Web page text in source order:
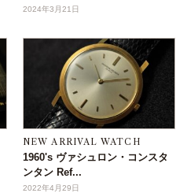
2024年3月21日
NEW ARRIVAL WATCH
1960's ヴァシュロン・コンスタ
ンタン Ref...
2022年4月29日